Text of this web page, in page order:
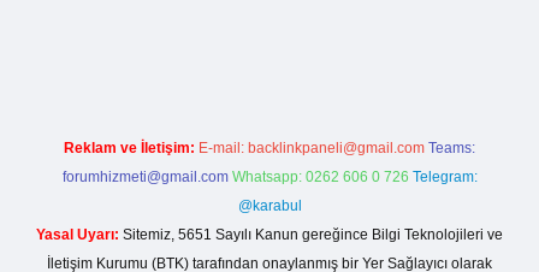
Reklam ve İletişim: E-mail: backlinkpaneli@gmail.com Teams:
forumhizmeti@gmail.com Whatsapp: 0262 606 0 726 Telegram:
@karabul
Yasal Uyarı: Sitemiz, 5651 Sayılı Kanun gereğince Bilgi Teknolojileri ve
İletişim Kurumu (BTK) tarafından onaylanmış bir Yer Sağlayıcı olarak